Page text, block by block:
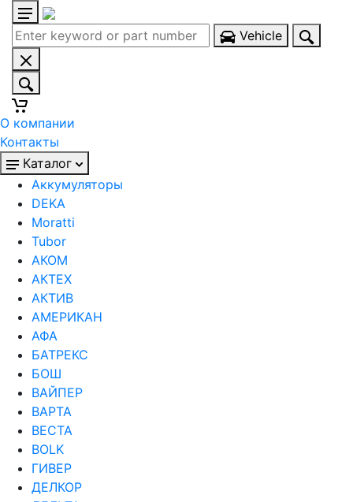
Vehicle
О компании
Контакты
Каталог
Аккумуляторы
DEKA
Moratti
Tubor
АКОМ
АКТЕХ
АКТИВ
АМЕРИКАН
АФА
БАТРЕКС
БОШ
ВАЙПЕР
ВАРТА
ВЕСТА
ВОLK
ГИВЕР
ДЕЛКОР